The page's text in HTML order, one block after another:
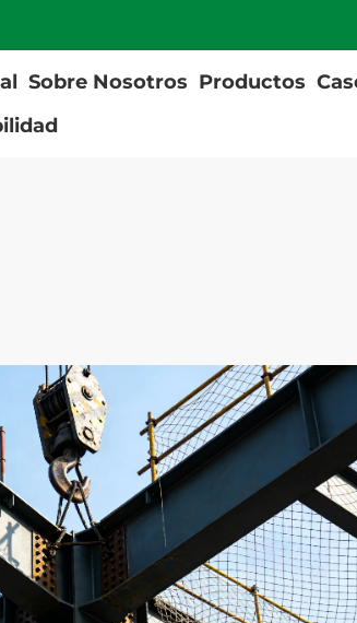
Sobre Nosotros Productos